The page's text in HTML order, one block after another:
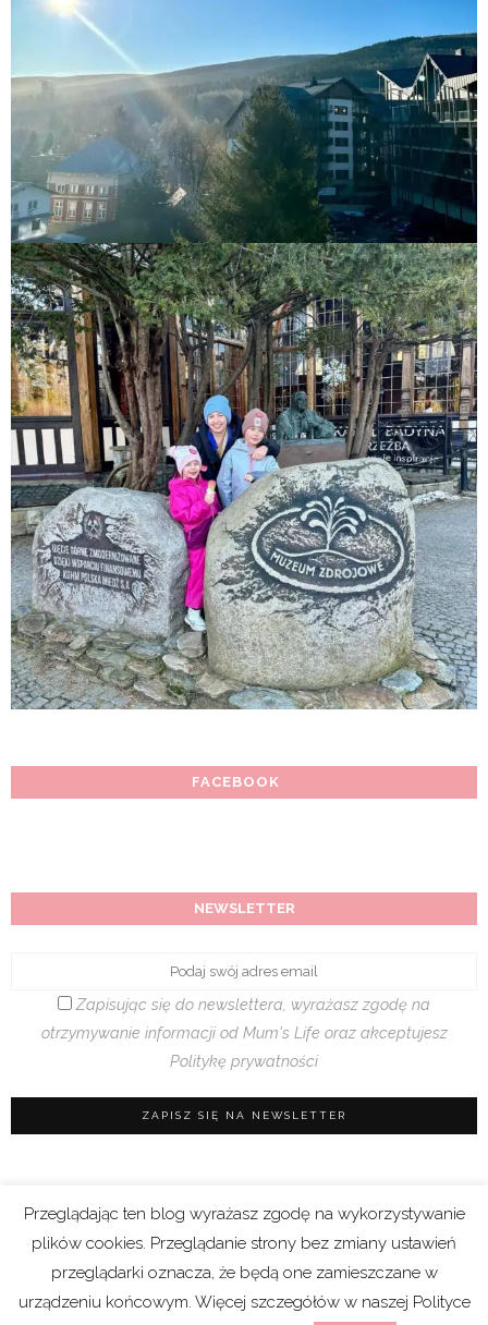
FACEBOOK
NEWSLETTER
Zapisując się do newslettera, wyrażasz zgodę na
otrzymywanie informacji od Mum's Life oraz akceptujesz
Politykę prywatności
Regulamin sklepu |Polityka prywatności (RODO)
|Cookies
Przeglądając ten blog wyrażasz zgodę na wykorzystywanie
plików cookies. Przeglądanie strony bez zmiany ustawień
przeglądarki oznacza, że będą one zamieszczane w
urządzeniu końcowym. Więcej szczegółów w naszej Polityce